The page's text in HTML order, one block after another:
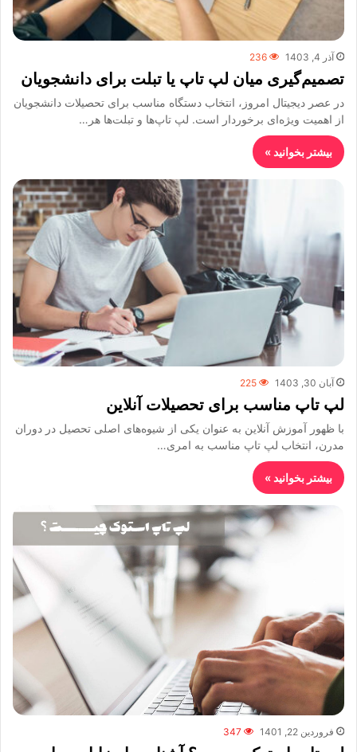
آذر 4, 1403 236
تصمیم‌گیری میان لپ تاپ یا تبلت برای دانشجویان
در عصر دیجیتال امروز، انتخاب دستگاه مناسب برای تحصیلات دانشجویان
از اهمیت ویژه‌ای برخوردار است. لپ تاپ‌ها و تبلت‌ها هر…
بیشتر بخوانید »
آبان 30, 1403 225
لپ تاپ مناسب برای تحصیلات آنلاین
با ظهور آموزش آنلاین به عنوان یکی از شیوه‌های اصلی تحصیل در دوران
مدرن، انتخاب لپ تاپ مناسب به امری…
بیشتر بخوانید »
فروردین 22, 1401 347